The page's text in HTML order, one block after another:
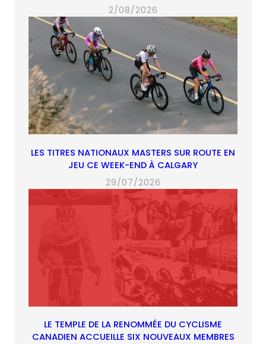
2/08/2026
LES TITRES NATIONAUX MASTERS SUR ROUTE EN
JEU CE WEEK-END À CALGARY
29/07/2026
LE TEMPLE DE LA RENOMMÉE DU CYCLISME
CANADIEN ACCUEILLE SIX NOUVEAUX MEMBRES